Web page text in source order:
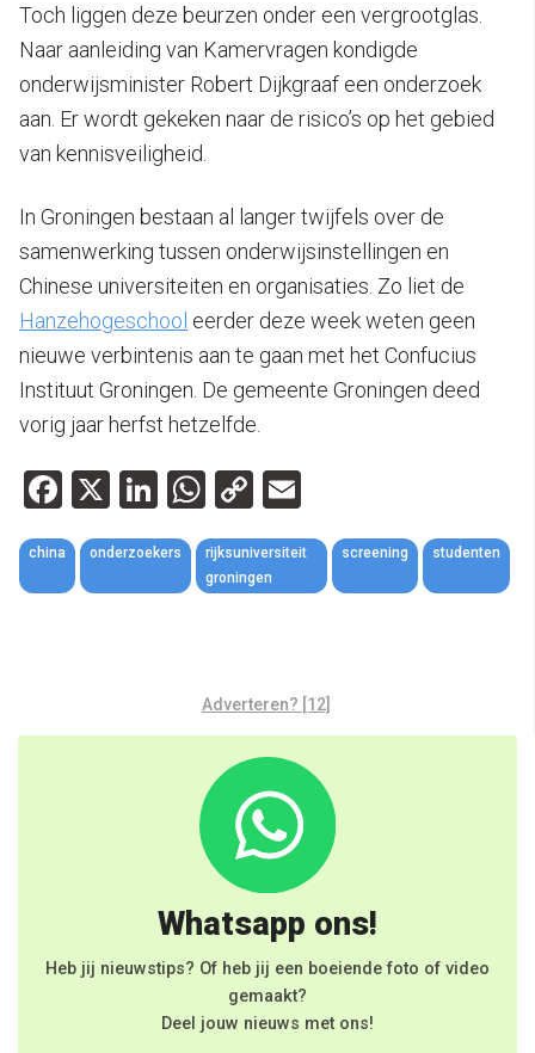
Toch liggen deze beurzen onder een vergrootglas.
Naar aanleiding van Kamervragen kondigde
onderwijsminister Robert Dijkgraaf een onderzoek
aan. Er wordt gekeken naar de risico’s op het gebied
van kennisveiligheid.
In Groningen bestaan al langer twijfels over de
samenwerking tussen onderwijsinstellingen en
Chinese universiteiten en organisaties. Zo liet de
Hanzehogeschool eerder deze week weten geen
nieuwe verbintenis aan te gaan met het Confucius
Instituut Groningen. De gemeente Groningen deed
vorig jaar herfst hetzelfde.
Facebook
X LinkedIn
WhatsApp
Copy
Link
china onderzoekers
rijksuniversiteit
groningen
screening studenten
Adverteren? [12]
Whatsapp ons!
Heb jij nieuwstips? Of heb jij een boeiende foto of video
gemaakt?
Deel jouw nieuws met ons!